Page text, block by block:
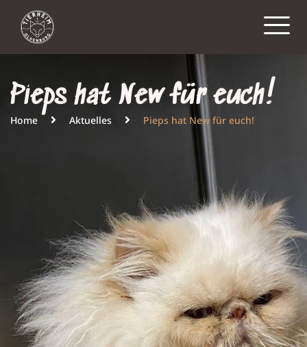
Pieps hat New für euch!
Home Aktuelles Pieps hat New für euch!